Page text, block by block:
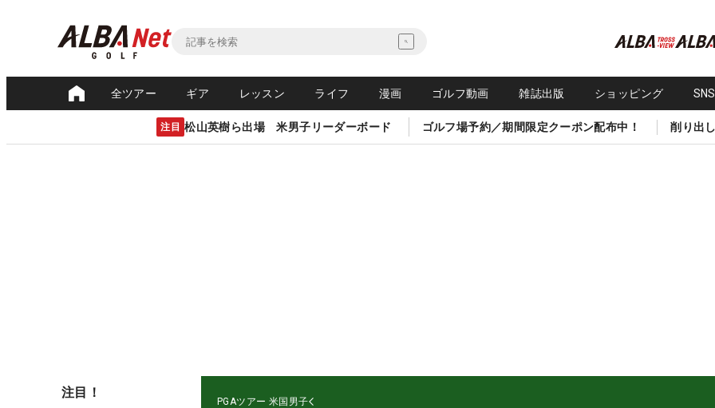
全ツアー ギア レッスン ライフ 漫画 ゴルフ動画 雑誌出版 ショッピング
注目 松山英樹ら出場 米男子リーダーボード ゴルフ場予約／期間限定クーポン配布中！ 削り出
注目！
PGAツアー 米国男子